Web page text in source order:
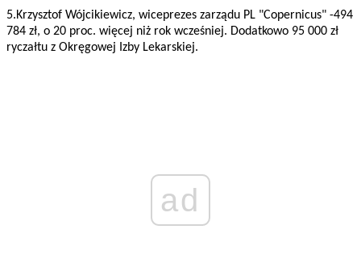
5.Krzysztof Wójcikiewicz, wiceprezes zarządu PL "Copernicus" -494
784 zł, o 20 proc. więcej niż rok wcześniej. Dodatkowo 95 000 zł
ryczałtu z Okręgowej Izby Lekarskiej.
ad